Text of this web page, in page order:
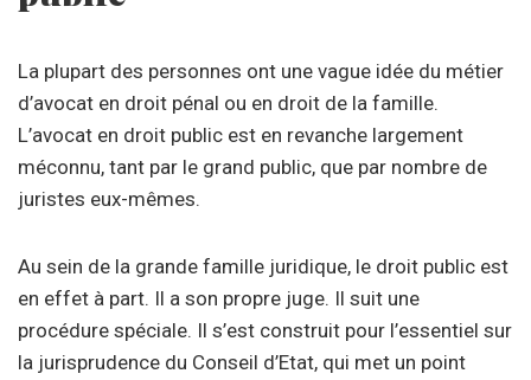
La plupart des personnes ont une vague idée du métier
d’avocat en droit pénal ou en droit de la famille.
L’avocat en droit public est en revanche largement
méconnu, tant par le grand public, que par nombre de
juristes eux-mêmes.
Au sein de la grande famille juridique, le droit public est
en effet à part. Il a son propre juge. Il suit une
procédure spéciale. Il s’est construit pour l’essentiel sur
la jurisprudence du Conseil d’Etat, qui met un point